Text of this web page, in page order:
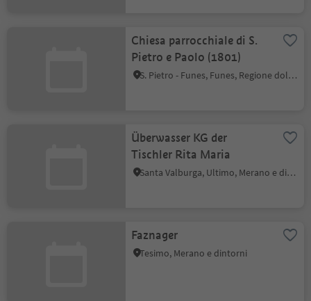
Chiesa parrocchiale di S.
Pietro e Paolo (1801)
S. Pietro - Funes, Funes, Regione dolomitica Luson Val di Funes
Überwasser KG der
Tischler Rita Maria
Santa Valburga, Ultimo, Merano e dintorni
Faznager
Tesimo, Merano e dintorni